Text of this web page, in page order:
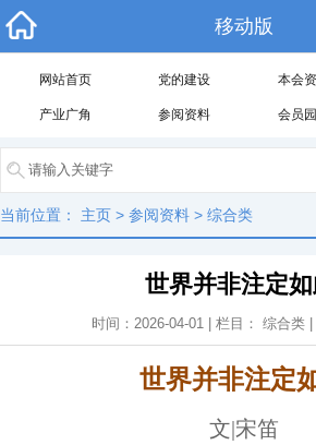
移动版
网站首页 党的建设 本会
产业广角 参阅资料 会员
当前位置： 主页 > 参阅资料 > 综合类
世界并非注定
时间：2026-04-01 | 栏目： 综合类
世界并非注定
文|宋笛